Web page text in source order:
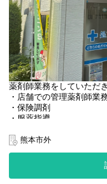
薬剤師業務をしていただき
・店舗での管理薬剤師業
・保険調剤
・服薬指導
＜店舗情報＞
◆処方箋枚数 40~60枚／
◆処方内容 合志渡邉内
※毎週木曜日、近くの施
熊本市外